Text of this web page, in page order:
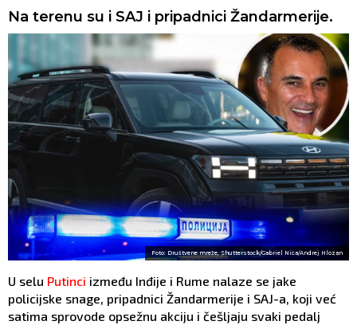
Na terenu su i SAJ i pripadnici Žandarmerije.
Foto: Društvene mreže, Shutterstock/Gabriel Nica/Andrej Hlozan
U selu Putinci između Inđije i Rume nalaze se jake
policijske snage, pripadnici Žandarmerije i SAJ-a, koji već
satima sprovode opsežnu akciju i češljaju svaki pedalj